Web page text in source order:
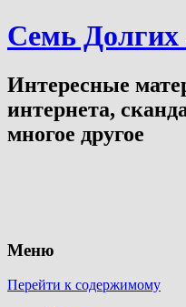
Семь Долгих
Интересные
интернета,
многое другое
Меню
Перейти к содержимому